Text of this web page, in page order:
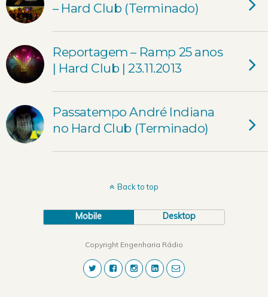
– Hard Club (Terminado)
Reportagem – Ramp 25 anos
| Hard Club | 23.11.2013
Passatempo André Indiana
no Hard Club (Terminado)
Back to top
Mobile Desktop
Copyright Engenharia Rádio